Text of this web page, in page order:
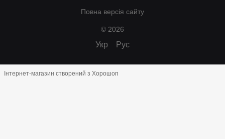
Повна версія сайту
© 2026
Укр Рус
Інтернет-магазин створений з Хорошоп